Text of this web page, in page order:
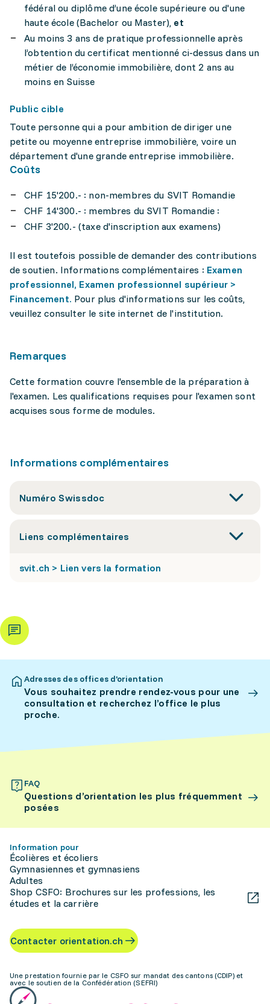
fédéral ou diplôme d’une école supérieure ou d'une
haute école (Bachelor ou Master), et
Au moins 3 ans de pratique professionnelle après
l’obtention du certificat mentionné ci-dessus dans un
métier de l’économie immobilière, dont 2 ans au
moins en Suisse
Public cible
Toute personne qui a pour ambition de diriger une
petite ou moyenne entreprise immobilière, voire un
département d'une grande entreprise immobilière.
Coûts
CHF 15'200.- : non-membres du SVIT Romandie
CHF 14'300.- : membres du SVIT Romandie :
CHF 3'200.- (taxe d'inscription aux examens)
Il est toutefois possible de demander des contributions
de soutien. Informations complémentaires : Examen
professionnel, Examen professionnel supérieur >
Financement. Pour plus d'informations sur les coûts,
veuillez consulter le site internet de l'institution.
Remarques
Cette formation couvre l'ensemble de la préparation à
l'examen. Les qualifications requises pour l'examen sont
acquises sous forme de modules.
Informations complémentaires
Numéro Swissdoc
Liens complémentaires
svit.ch > Lien vers la formation
Adresses des offices d’orientation
Vous souhaitez prendre rendez-vous pour une
consultation et recherchez l’office le plus
proche.
FAQ
Questions d’orientation les plus fréquemment
posées
Information pour
Écolières et écoliers
Gymnasiennes et gymnasiens
Adultes
Shop CSFO: Brochures sur les professions, les
études et la carrière
Contacter orientation.ch
Une prestation fournie par le CSFO sur mandat des cantons (CDIP) et
avec le soutien de la Confédération (SEFRI)